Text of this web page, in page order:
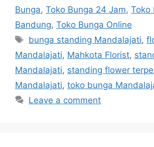
Bunga, Toko Bunga 24 Jam, Toko
Bandung, Toko Bunga Online
bunga standing Mandalajati,
Mandalajati, Mahkota Florist,
Mandalajati, standing flower
Mandalajati, toko bunga
Leave a comment